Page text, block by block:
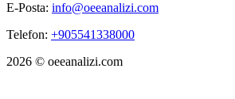
E-Posta: info@oeeanalizi.com
Telefon: +905541338000
2026 © oeeanalizi.com